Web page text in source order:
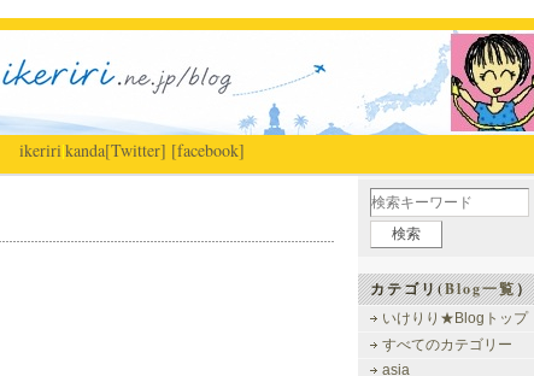
ikeriri|kanda[Twitter] [facebook]
カテゴリ(Blog一覧）
いけりり★Blogトップ
すべてのカテゴリー
asia